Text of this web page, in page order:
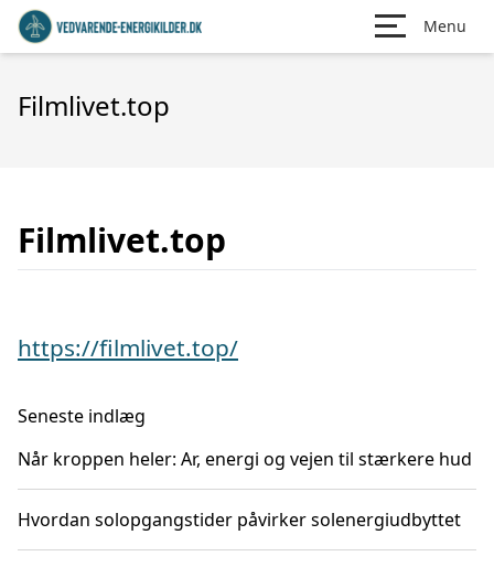
Menu
Filmlivet.top
Filmlivet.top
https://filmlivet.top/
Seneste indlæg
Når kroppen heler: Ar, energi og vejen til stærkere hud
Hvordan solopgangstider påvirker solenergiudbyttet